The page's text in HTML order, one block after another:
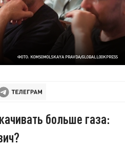
ФОТО: KOMSOMOLSKAYA PRAVDA/GLOBALLOOKPRESS
больше газа: